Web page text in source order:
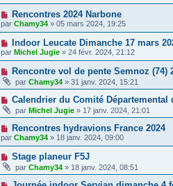
Rencontres 2024 Narbone
par Chamy34 » 05 mars 2024, 19:25
Indoor Leucate Dimanche 17 mars
par Michel Jugie » 24 févr. 2024, 21:12
Rencontre vol de pente Semnoz (74)
par Chamy34 » 31 janv. 2024, 15:21
Calendrier du Comité Départemental
par Michel Jugie » 17 janv. 2024, 21:01
Rencontres hydravions France 2024
par Chamy34 » 18 janv. 2024, 09:00
Stage planeur F5J
par Chamy34 » 18 janv. 2024, 08:51